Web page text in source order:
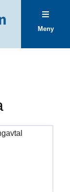
Meny